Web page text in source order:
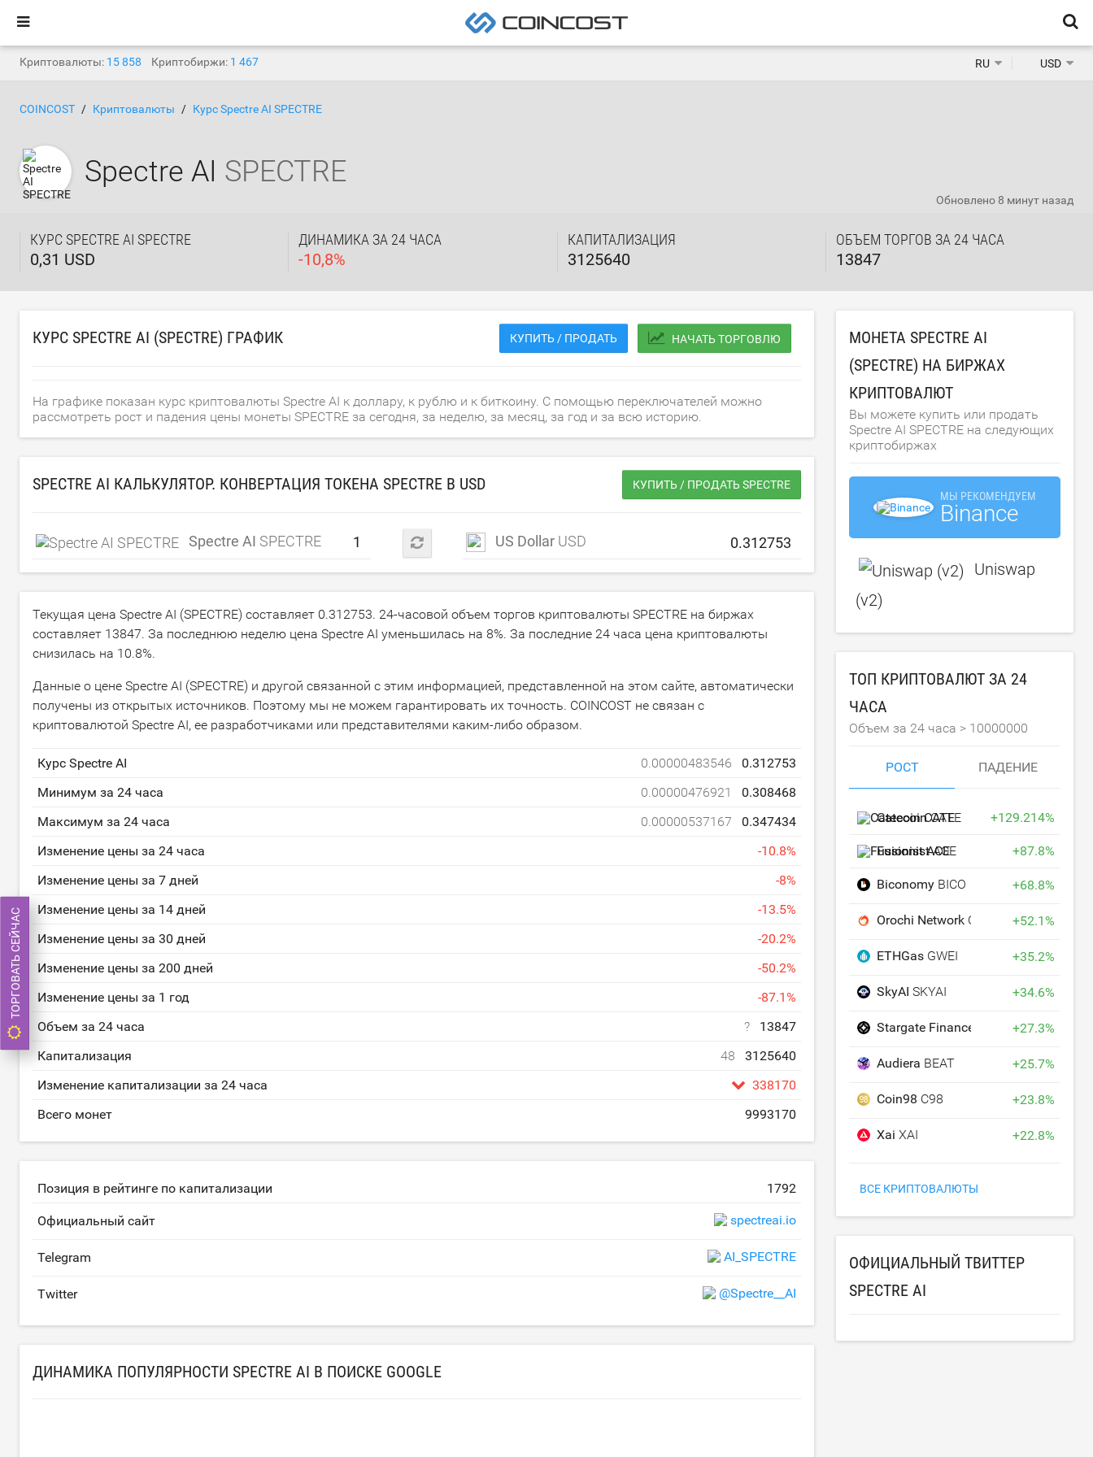
Криптовалюты: 15 858 Криптобиржи: 1 467 RU USD
COINCOST Криптовалюты Курс Spectre AI SPECTRE
Spectre AI SPECTRE
КУРС SPECTRE AI SPECTRE
0,31 USD
ДИНАМИКА ЗА 24 ЧАСА
-10,8%
КАПИТАЛИЗАЦИЯ
3125640
ОБЪЕМ ТОРГОВ ЗА 24 ЧАСА
13847
Обновлено 8 минут назад
КУРС SPECTRE AI (SPECTRE) ГРАФИК КУПИТЬ / ПРОДАТЬ НАЧАТЬ ТОРГОВЛЮ
На графике показан курс криптовалюты Spectre AI к доллару, к рублю и к биткоину. С помощью переключателей можно
рассмотреть рост и падения цены монеты SPECTRE за сегодня, за неделю, за месяц, за год и за всю историю.
SPECTRE AI КАЛЬКУЛЯТОР. КОНВЕРТАЦИЯ ТОКЕНА SPECTRE В USD КУПИТЬ / ПРОДАТЬ SPECTRE
Spectre AI SPECTRE US Dollar USD
Текущая цена Spectre AI (SPECTRE) составляет 0.312753. 24-часовой объем торгов криптовалюты SPECTRE на биржах
составляет 13847. За последнюю неделю цена Spectre AI уменьшилась на 8%. За последние 24 часа цена криптовалюты
снизилась на 10.8%.
Данные о цене Spectre AI (SPECTRE) и другой связанной с этим информацией, представленной на этом сайте, автоматически
получены из открытых источников. Поэтому мы не можем гарантировать их точность. COINCOST не связан с
криптовалютой Spectre AI, ее разработчиками или представителями каким-либо образом.
Курс Spectre AI 0.00000483546
0.312753
Минимум за 24 часа
0.00000476921
0.308468
Максимум за 24 часа
0.00000537167
0.347434
Изменение цены за 24 часа
-10.8%
Изменение цены за 7 дней
-8%
Изменение цены за 14 дней
-13.5%
Изменение цены за 30 дней
-20.2%
Изменение цены за 200 дней
-50.2%
Изменение цены за 1 год
-87.1%
Объем за 24 часа
?
13847
Капитализация
48
3125640
Изменение капитализации за 24 часа
338170
Всего монет
9993170
Позиция в рейтинге по капитализации 1792
Официальный сайт spectreai.io
Telegram AI_SPECTRE
Twitter @Spectre__AI
ДИНАМИКА ПОПУЛЯРНОСТИ SPECTRE AI В ПОИСКЕ GOOGLE
МОНЕТА SPECTRE AI
(SPECTRE) НА БИРЖАХ
КРИПТОВАЛЮТ
Вы можете купить или продать
Spectre AI SPECTRE на следующих
криптобиржах
МЫ РЕКОМЕНДУЕМ
Binance
Uniswap
(v2)
ТОП КРИПТОВАЛЮТ ЗА 24
ЧАСА
Объем за 24 часа > 10000000
РОСТ ПАДЕНИЕ
CatecoinCATE +129.214%
FusionistACE +87.8%
Biconomy BICO +68.8%
Orochi Network ON +52.1%
ETHGas GWEI +35.2%
SkyAISKYAI +34.6%
Stargate Finance +27.3%
Audiera BEAT +25.7%
Coin98 C98 +23.8%
XaiXAI +22.8%
ВСЕ КРИПТОВАЛЮТЫ
ОФИЦИАЛЬНЫЙ ТВИТТЕР
SPECTRE AI
ТОРГОВАТЬ СЕЙЧАС